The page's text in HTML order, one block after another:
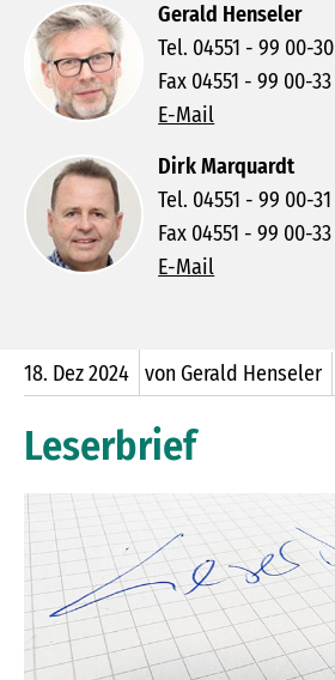
Gerald Henseler
Tel. 04551 - 99 00-30
Fax 04551 - 99 00-33
E-Mail
Dirk Marquardt
Tel. 04551 - 99 00-31
Fax 04551 - 99 00-33
E-Mail
18. Dez2024 von Gerald Henseler
Leserbrief